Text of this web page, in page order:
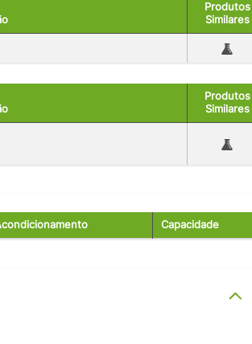
Produtos
Similares
Produtos
Similares
Capacidade